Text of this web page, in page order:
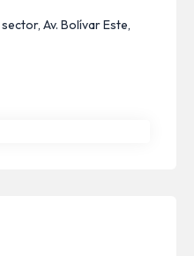
Av. Bolívar Este,